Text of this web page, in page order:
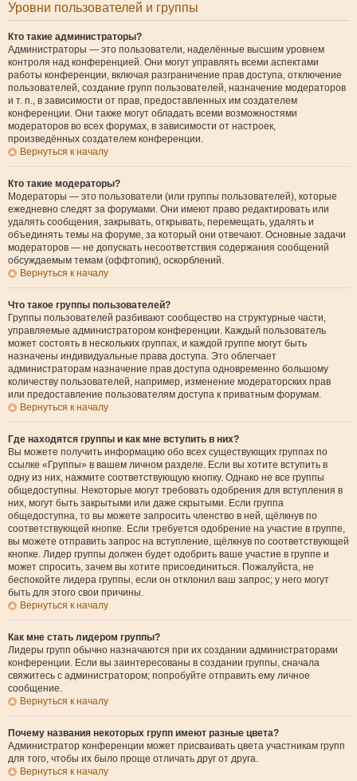
Уровни пользователей и группы
Кто такие администраторы?
Администраторы — это пользователи, наделённые высшим уровнем
контроля над конференцией. Они могут управлять всеми аспектами
работы конференции, включая разграничение прав доступа, отключение
пользователей, создание групп пользователей, назначение модераторов
и т. п., в зависимости от прав, предоставленных им создателем
конференции. Они также могут обладать всеми возможностями
модераторов во всех форумах, в зависимости от настроек,
произведённых создателем конференции.
Вернуться к началу
Кто такие модераторы?
Модераторы — это пользователи (или группы пользователей), которые
ежедневно следят за форумами. Они имеют право редактировать или
удалять сообщения, закрывать, открывать, перемещать, удалять и
объединять темы на форуме, за который они отвечают. Основные задачи
модераторов — не допускать несоответствия содержания сообщений
обсуждаемым темам (оффтопик), оскорблений.
Вернуться к началу
Что такое группы пользователей?
Группы пользователей разбивают сообщество на структурные части,
управляемые администратором конференции. Каждый пользователь
может состоять в нескольких группах, и каждой группе могут быть
назначены индивидуальные права доступа. Это облегчает
администраторам назначение прав доступа одновременно большому
количеству пользователей, например, изменение модераторских прав
или предоставление пользователям доступа к приватным форумам.
Вернуться к началу
Где находятся группы и как мне вступить в них?
Вы можете получить информацию обо всех существующих группах по
ссылке «Группы» в вашем личном разделе. Если вы хотите вступить в
одну из них, нажмите соответствующую кнопку. Однако не все группы
общедоступны. Некоторые могут требовать одобрения для вступления в
них, могут быть закрытыми или даже скрытыми. Если группа
общедоступна, то вы можете запросить членство в ней, щёлкнув по
соответствующей кнопке. Если требуется одобрение на участие в группе,
вы можете отправить запрос на вступление, щёлкнув по соответствующей
кнопке. Лидер группы должен будет одобрить ваше участие в группе и
может спросить, зачем вы хотите присоединиться. Пожалуйста, не
беспокойте лидера группы, если он отклонил ваш запрос; у него могут
быть для этого свои причины.
Вернуться к началу
Как мне стать лидером группы?
Лидеры групп обычно назначаются при их создании администраторами
конференции. Если вы заинтересованы в создании группы, сначала
свяжитесь с администратором; попробуйте отправить ему личное
сообщение.
Вернуться к началу
Почему названия некоторых групп имеют разные цвета?
Администратор конференции может присваивать цвета участникам групп
для того, чтобы их было проще отличать друг от друга.
Вернуться к началу